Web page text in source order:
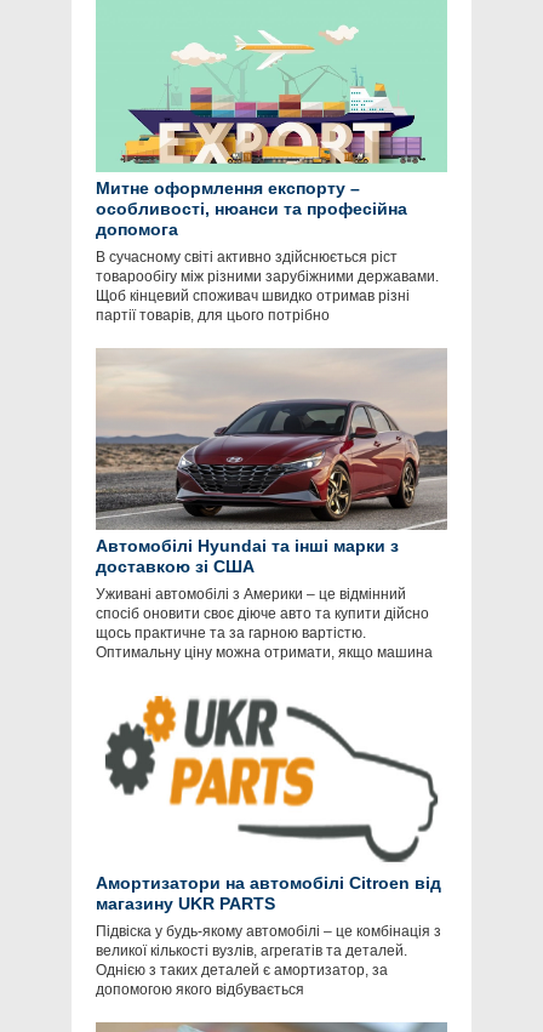
Митне оформлення експорту –
особливості, нюанси та професійна
допомога
В сучасному світі активно здійснюється ріст
товарообігу між різними зарубіжними державами.
Щоб кінцевий споживач швидко отримав різні
партії товарів, для цього потрібно
Автомобілі Hyundai та інші марки з
доставкою зі США
Уживані автомобілі з Америки – це відмінний
спосіб оновити своє діюче авто та купити дійсно
щось практичне та за гарною вартістю.
Оптимальну ціну можна отримати, якщо машина
Амортизатори на автомобілі Citroen від
магазину UKR PARTS
Підвіска у будь-якому автомобілі – це комбінація з
великої кількості вузлів, агрегатів та деталей.
Однією з таких деталей є амортизатор, за
допомогою якого відбувається